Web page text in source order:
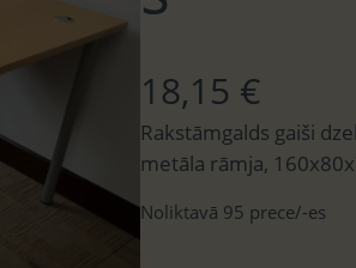
18,15 €
Rakstāmgalds gaiši
metāla rāmja,
Noliktavā 95 prece/-es